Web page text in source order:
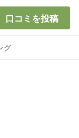
口コミを投稿
グ